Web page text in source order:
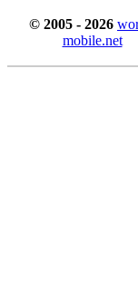
© 2005 - 2026
mobile.net